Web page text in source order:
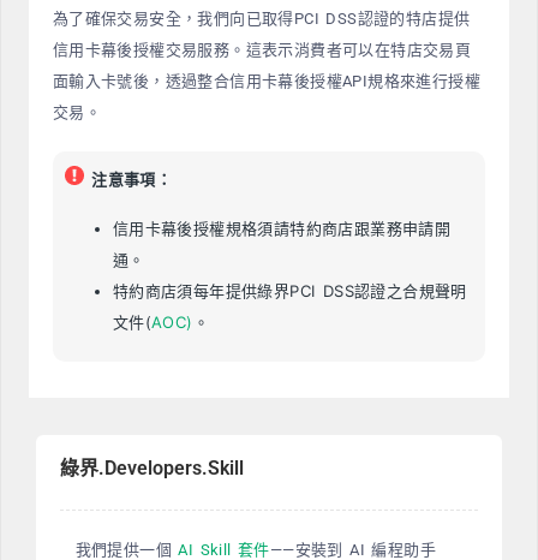
為了確保交易安全，我們向已取得PCI DSS認證的特店提供
信用卡幕後授權交易服務。這表示消費者可以在特店交易頁
面輸入卡號後，透過整合信用卡幕後授權API規格來進行授權
交易。
注意事項：
信用卡幕後授權規格須請特約商店跟業務申請開
通。
特約商店須每年提供綠界PCI DSS認證之合規聲明
文件(AOC) 。
綠界.Developers.Skill
我們提供一個AI Skill 套件——安裝到 AI 編程助手